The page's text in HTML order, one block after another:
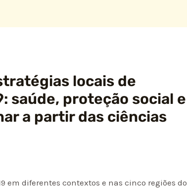
locais de
saúde, proteção social e
a partir das ciências
em diferentes contextos e nas cinco regiões do